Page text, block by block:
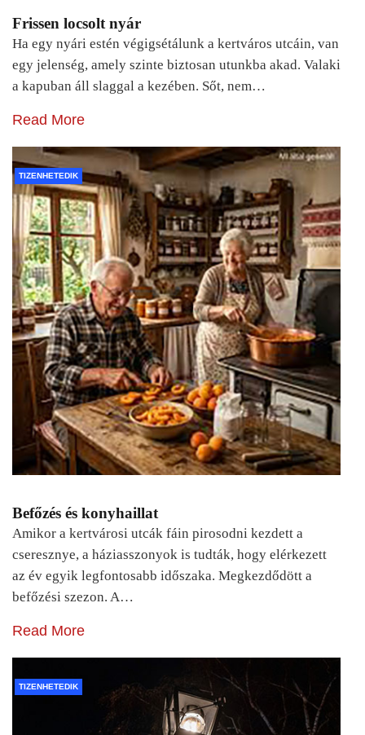
Frissen locsolt nyár
Ha egy nyári estén végigsétálunk a kertváros utcáin, van
egy jelenség, amely szinte biztosan utunkba akad. Valaki
a kapuban áll slaggal a kezében. Sőt, nem…
Read More
TIZENHETEDIK
Befőzés és konyhaillat
Amikor a kertvárosi utcák fáin pirosodni kezdett a
cseresznye, a háziasszonyok is tudták, hogy elérkezett
az év egyik legfontosabb időszaka. Megkezdődött a
befőzési szezon. A…
Read More
TIZENHETEDIK